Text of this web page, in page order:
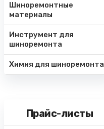
Шиноремонтные
материалы
Инструмент для
шиноремонта
Химия для шиноремонта
Прайс-листы